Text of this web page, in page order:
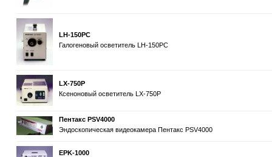
LH-150PC
Галогеновый осветитель LH-150PC
LX-750P
Ксеноновый осветитель LX-750P
Пентакс PSV4000
Эндоскопическая видеокамера Пентакс PSV4000
EPK-1000